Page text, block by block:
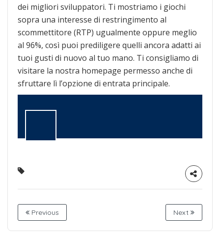
dei migliori sviluppatori. Ti mostriamo i giochi
sopra una interesse di restringimento al
scommettitore (RTP) ugualmente oppure meglio
al 96%, così puoi prediligere quelli ancora adatti ai
tuoi gusti di nuovo al tuo mano. Ti consigliamo di
visitare la nostra homepage permesso anche di
sfruttare lì l’opzione di entrata principale.
Previous Next